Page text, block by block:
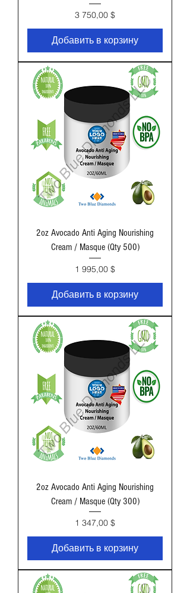
Цена
3 750,00 $
Добавить в корзину
2oz Avocado Anti Aging Nourishing
Cream / Masque (Qty 500)
Цена
1 995,00 $
Добавить в корзину
2oz Avocado Anti Aging Nourishing
Cream / Masque (Qty 300)
Цена
1 347,00 $
Добавить в корзину